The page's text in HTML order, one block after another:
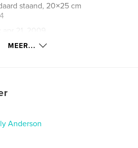
staand, 20×25 cm
apr 21, 2009
MEER...
Anderson